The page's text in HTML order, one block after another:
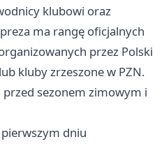
klubowi oraz
ma rangę oficjalnych
przez Polski
kluby zrzeszone w PZN.
sezonem zimowym i
pierwszym dniu